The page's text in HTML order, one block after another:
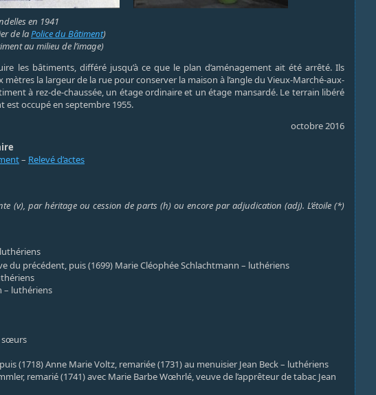
en 1941
de laPolice du Bâtiment)
au milieu de l’image)
les bâtiments, différé jusqu’à ce que le plan d’aménagement ait été arrêté. Ils
la largeur de la rue pour conserver la maison à l’angle du Vieux-Marché-aux-
à rez-de-chaussée, un étage ordinaire et un étage mansardé. Le terrain libéré
occupé en septembre 1955.
octobre 2016
– Relevé d’actes
(v), par héritage ou cession de parts (h) ou encore par adjudication (adj). L’étoile (*)
du précédent, puis (1699) Marie Cléophée Schlachtmann – luthériens
– luthériens
sœurs
(1718) Anne Marie Voltz, remariée (1731) au menuisier Jean Beck – luthériens
remarié (1741) avec Marie Barbe Wœhrlé, veuve de l’apprêteur de tabac Jean